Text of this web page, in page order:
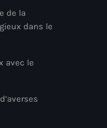
de la
dans le
avec le